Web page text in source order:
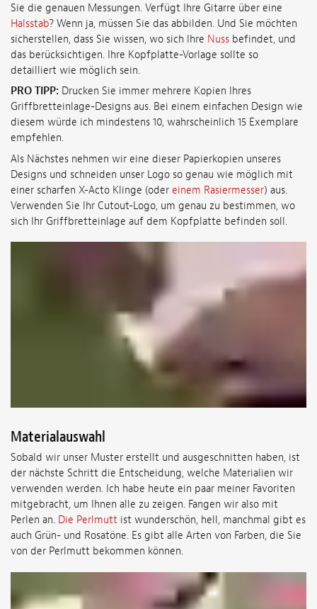
Sie die genauen Messungen. Verfügt Ihre Gitarre über eine
Halsstab? Wenn ja, müssen Sie das abbilden. Und Sie möchten
sicherstellen, dass Sie wissen, wo sich Ihre Nuss befindet, und
das berücksichtigen. Ihre Kopfplatte-Vorlage sollte so
detailliert wie möglich sein.
PRO TIPP: Drucken Sie immer mehrere Kopien Ihres
Griffbretteinlage-Designs aus. Bei einem einfachen Design wie
diesem würde ich mindestens 10, wahrscheinlich 15 Exemplare
empfehlen.
Als Nächstes nehmen wir eine dieser Papierkopien unseres
Designs und schneiden unser Logo so genau wie möglich mit
einer scharfen X-Acto Klinge (oder einem Rasiermesser) aus.
Verwenden Sie Ihr Cutout-Logo, um genau zu bestimmen, wo
sich Ihr Griffbretteinlage auf dem Kopfplatte befinden soll.
Materialauswahl
Sobald wir unser Muster erstellt und ausgeschnitten haben, ist
der nächste Schritt die Entscheidung, welche Materialien wir
verwenden werden. Ich habe heute ein paar meiner Favoriten
mitgebracht, um Ihnen alle zu zeigen. Fangen wir also mit
Perlen an. Die Perlmutt ist wunderschön, hell, manchmal gibt es
auch Grün- und Rosatöne. Es gibt alle Arten von Farben, die Sie
von der Perlmutt bekommen können.